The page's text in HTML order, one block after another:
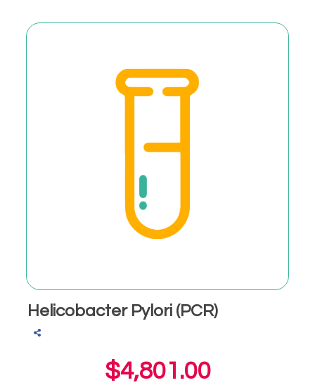
Helicobacter Pylori (PCR)
$4,801.00